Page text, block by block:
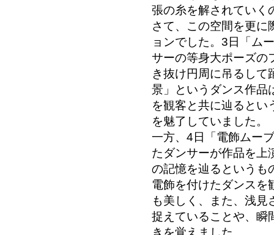
張の糸を解されていく
さて、この空間を更に
ョンでした。3日「ム
サーの等身大ポーズの
き抜け円周に吊るし
景」というダンス作品
を観客と共に辿るとい
を魅了していました。
一方、4日「電飾ムー
たダンサーが作品を上
の記憶を辿るというも
電飾を付けたダンスを
も美しく、また、浅
捉えていることや、瞬
きを覚えました。